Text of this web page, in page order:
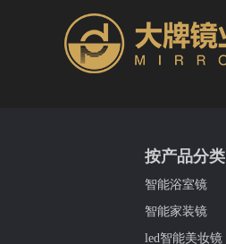
按产品分类
智能浴室镜
智能家装镜
led智能美妆镜